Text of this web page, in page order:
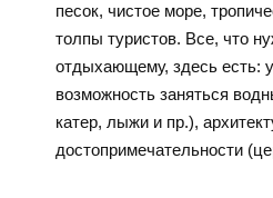
песок, чистое море,
толпы туристов. Все, что
отдыхающему, здесь есть:
возможность заняться
катер, лыжи и пр.),
достопримечательности